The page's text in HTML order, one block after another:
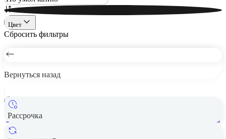
Цвет
Сбросить фильтры
Вернуться назад
Рассрочка
Умная колонка Яндекс.Станция 3 (Алиса, Zigbee) Чёрный
22 890 ₽